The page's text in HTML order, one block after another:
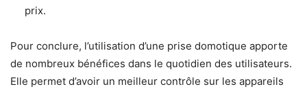
prix.
Pour conclure, l’utilisation d’une prise domotique apporte
de nombreux bénéfices dans le quotidien des utilisateurs.
Elle permet d’avoir un meilleur contrôle sur les appareils